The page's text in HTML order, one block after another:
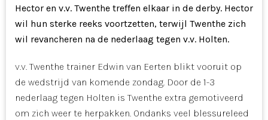
Hector en v.v. Twenthe treffen elkaar in de derby. Hector
wil hun sterke reeks voortzetten, terwijl Twenthe zich
wil revancheren na de nederlaag tegen v.v. Holten.
v.v. Twenthe trainer Edwin van Eerten blikt vooruit op
de wedstrijd van komende zondag. Door de 1-3
nederlaag tegen Holten is Twenthe extra gemotiveerd
om zich weer te herpakken. Ondanks veel blessureleed